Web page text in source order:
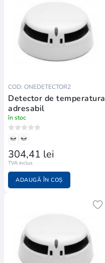
COD: ONEDETECTOR2
Detector de temperatura
adresabil
în stoc
304,41 lei
TVA inclus
ADAUGĂ ÎN COȘ